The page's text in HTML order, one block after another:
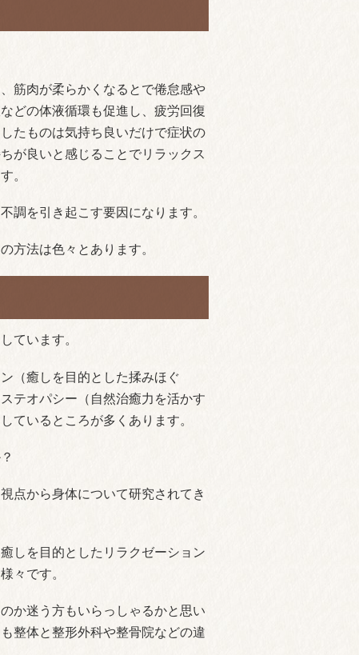
筋肉が柔らかくなるとで倦怠感や
どの体液循環も促進し、疲労回復
たものは気持ち良いだけで症状の
が良いと感じることでリラックス
。
調を引き起こす要因になります。
方法は色々とあります。
ています。
（癒しを目的とした揉みほぐ
テオパシー（自然治癒力を活かす
ているところが多くあります。
点から身体について研究されてき
しを目的としたリラクゼーション
々です。
か迷う方もいらっしゃるかと思い
整体と整形外科や整骨院などの違